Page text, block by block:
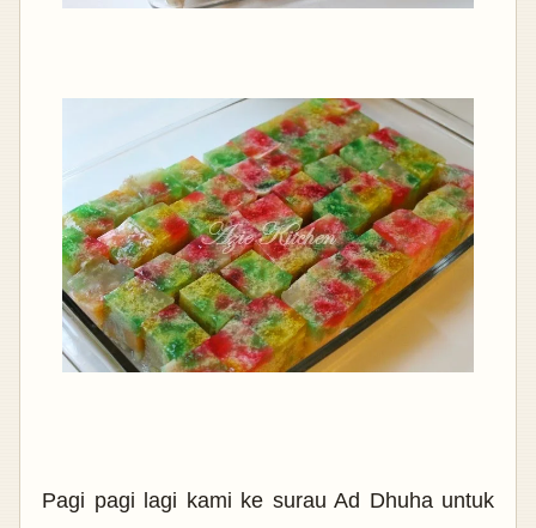
Pagi pagi lagi kami ke surau Ad Dhuha untuk